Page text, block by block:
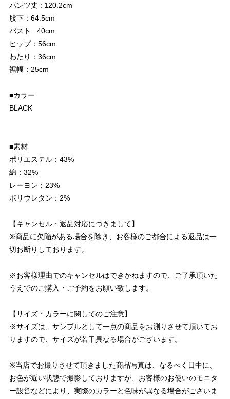
パンツ丈 : 120.2cm
股下：64.5cm
バスト : 40cm
ヒップ：56cm
わたり：36cm
裾幅：25cm
■カラー
BLACK
■素材
ポリエステル：43%
綿：32%
レーヨン：23%
ポリウレタン：2%
【キャンセル・返品対応につきまして】
※商品に欠陥がある場合を除き、お客様のご都合による返品は一
切お断りしております。
※お客様理由でのキャンセルはできかねますので、ご了承頂いた
うえでのご購入・ご予約をお願い致します。
【サイズ・カラーに関してのご注意】
※サイズは、サンプルとして一点の商品をお測りさせて頂いてお
りますので、サイズが若干異なる場合がございます。
※当店でお撮りさせて頂きました商品写真は、なるべく日中に、
お色が近い状態で撮影しておりますが、お客様のお使いのモニタ
ー設営などにより、実際のカラーと色味が異なる場合がございま